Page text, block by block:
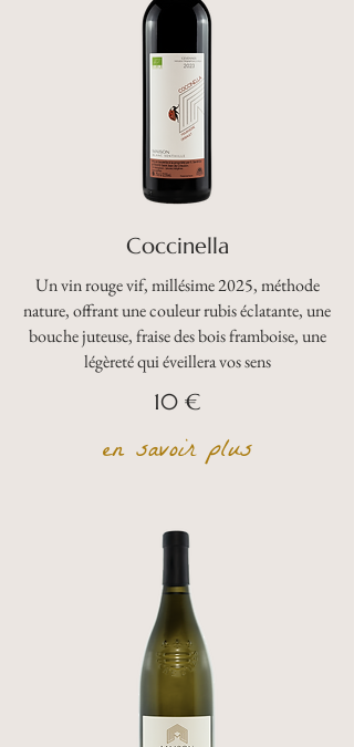
Coccinella
Un vin rouge vif, millésime 2025, méthode
nature, offrant une couleur rubis éclatante, une
bouche juteuse, fraise des bois framboise, une
légèreté qui éveillera vos sens
10 €
en savoir plus